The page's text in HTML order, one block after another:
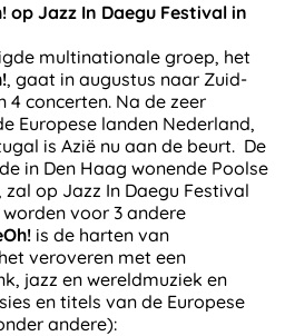
op Jazz In Daegu Festival in
multinationale groep, het
, gaat in augustus naar Zuid-
concerten. Na de zeer
Europese landen Nederland,
is Azië nu aan de beurt. De
in Den Haag wonende Poolse
op Jazz In Daegu Festival
voor 3 andere
is de harten van
veroveren met een
jazz en wereldmuziek en
en titels van de Europese
andere):